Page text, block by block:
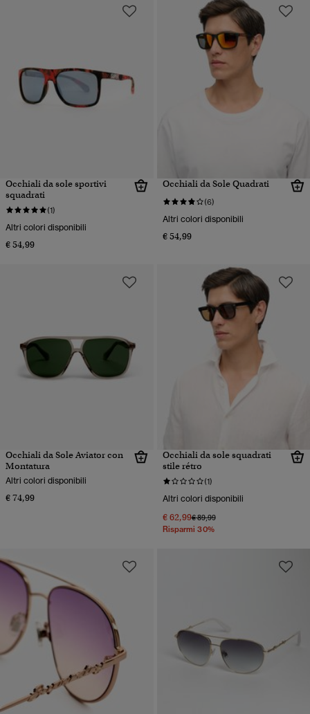
Occhiali da sole sportivi
squadrati
(1)
Altri colori disponibili
€ 54,99
Occhiali da Sole Quadrati
(6)
Altri colori disponibili
€ 54,99
Occhiali da Sole Aviator con
Montatura
Altri colori disponibili
€ 74,99
Occhiali da sole squadrati
stile rétro
(1)
Altri colori disponibili
€ 62,99Prezzo ridotto da
€ 89,99a
Risparmi 30%